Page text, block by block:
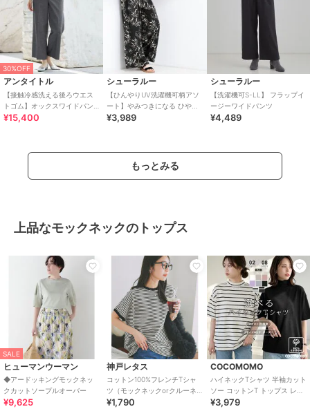
30%OFF
アンタイトル
【接触冷感洗える後ろウエス
トゴム】オックスワイドパン
ツ
¥15,400
シューラルー
【ひんやりUV洗濯機可柄アソ
ート】やみつきになる ひやと
ろイージーワイドパンツ
¥3,989
シューラルー
【洗濯機可S-LL】 フラップイ
ージーワイドパンツ
¥4,489
もっとみる
上品なモックネックのトップス
SALE
ヒューマンウーマン
◆アードッキングモックネッ
クカットソープルオーバー
¥9,625
神戸レタス
コットン100%フレンチTシャ
ツ（モックネックorクルーネ
ック） [C4819]
¥1,790
COCOMOMO
ハイネックTシャツ 半袖カット
ソー コットンT トップス レデ
ィース モックネック 半袖シャ
¥3,979